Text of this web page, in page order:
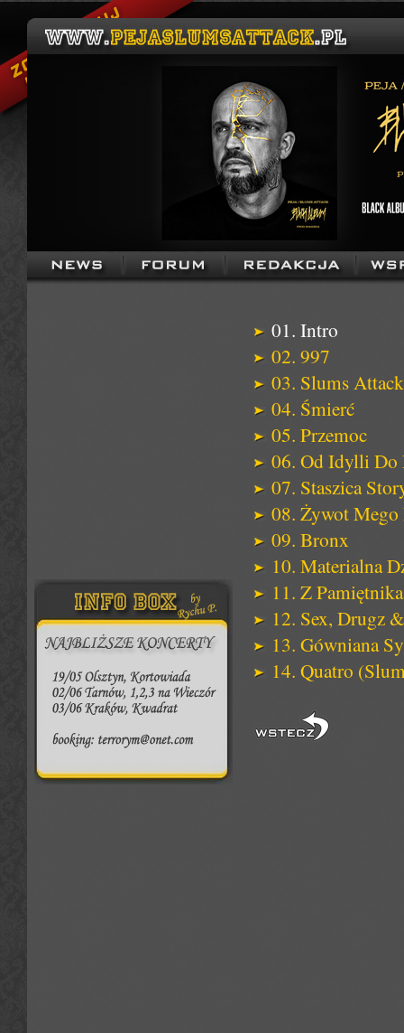
01. Intro
02. 997
03. Slums Attack
04. Śmierć
05. Przemoc
06. Od Idylli Do
07. Staszica
08. Żywot Mego
09. Bronx
10. Materialna
11. Z
12. Sex, Drugz
13. Gówniana
14. Quatro